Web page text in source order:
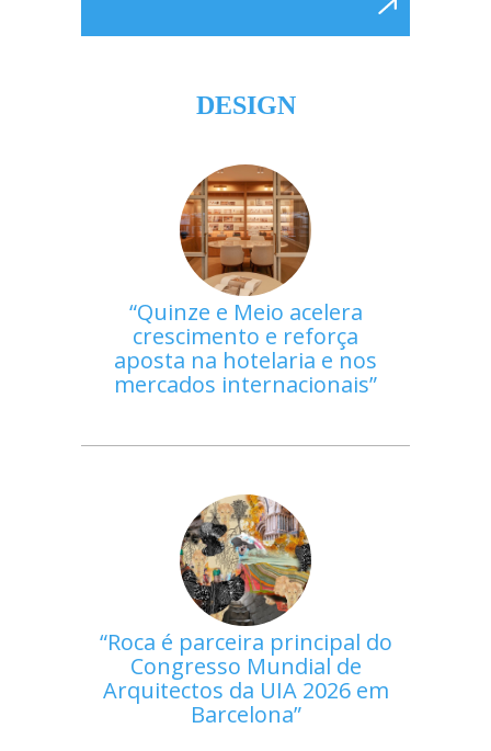
DESIGN
Quinze e Meio acelera
crescimento e reforça
aposta na hotelaria e nos
mercados internacionais
Roca é parceira principal do
Congresso Mundial de
Arquitectos da UIA 2026 em
Barcelona